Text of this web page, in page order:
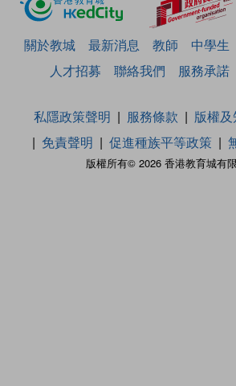
關於教城 最新消息 教師 中學生
人才招募
聯絡我們 服務承諾
版權所有© 2026 香港教育城有
私隱政策聲明 服務條款
版權
免責聲明
促進種族平等政策